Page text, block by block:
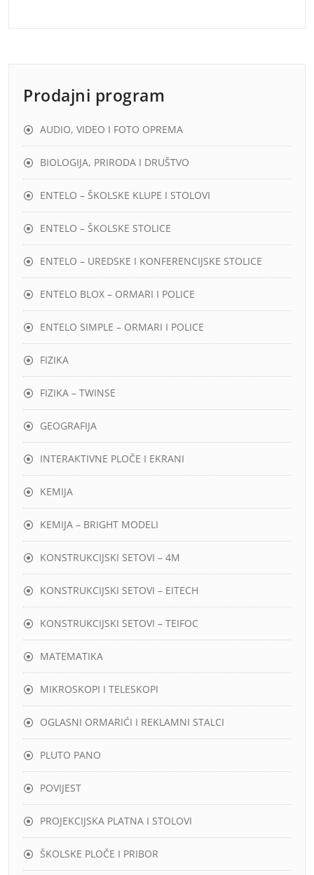
Prodajni program
AUDIO, VIDEO I FOTO OPREMA
BIOLOGIJA, PRIRODA I DRUŠTVO
ENTELO – ŠKOLSKE KLUPE I STOLOVI
ENTELO – ŠKOLSKE STOLICE
ENTELO – UREDSKE I KONFERENCIJSKE STOLICE
ENTELO BLOX – ORMARI I POLICE
ENTELO SIMPLE – ORMARI I POLICE
FIZIKA
FIZIKA – TWINSE
GEOGRAFIJA
INTERAKTIVNE PLOČE I EKRANI
KEMIJA
KEMIJA – BRIGHT MODELI
KONSTRUKCIJSKI SETOVI – 4M
KONSTRUKCIJSKI SETOVI – EITECH
KONSTRUKCIJSKI SETOVI – TEIFOC
MATEMATIKA
MIKROSKOPI I TELESKOPI
OGLASNI ORMARIĆI I REKLAMNI STALCI
PLUTO PANO
POVIJEST
PROJEKCIJSKA PLATNA I STOLOVI
ŠKOLSKE PLOČE I PRIBOR